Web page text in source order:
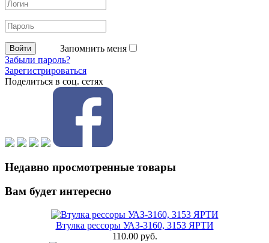
Запомнить меня
Забыли пароль?
Зарегистрироваться
Поделиться в соц. сетях
Недавно просмотренные товары
Вам будет интересно
Втулка рессоры УАЗ-3160, 3153 ЯРТИ
110.00 руб.